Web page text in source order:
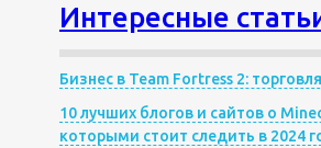
Интересные
Бизнес в Team Fortress 2:
10 лучших блогов и сайтов о
которыми стоит следить в 2024